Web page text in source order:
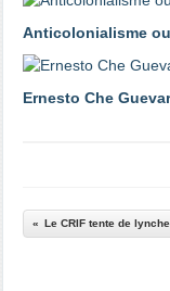
Anticolonialisme
Ernesto Che
Le CRIF tente de